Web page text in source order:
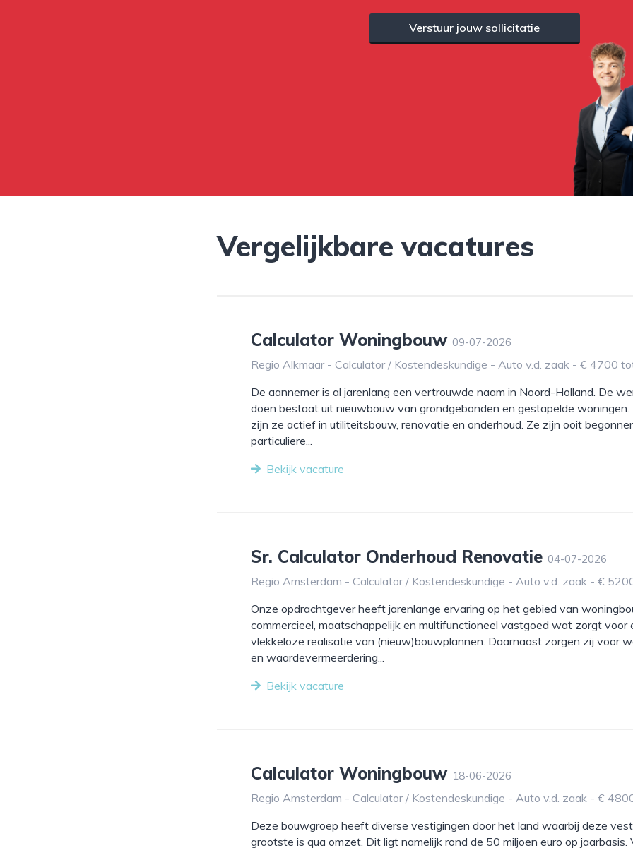
Verstuur jouw sollicitatie
Vergelijkbare vacatures
Calculator Woningbouw 09-07-2026
Regio Alkmaar - Calculator / Kostendeskundige - Auto v.d. zaak - € 4700
De aannemer is al jarenlang een vertrouwde naam in Noord-Holland. De
doen bestaat uit nieuwbouw van grondgebonden en gestapelde
zijn ze actief in utiliteitsbouw, renovatie en onderhoud. Ze zijn ooit
particuliere...
Bekijk vacature
Sr. Calculator Onderhoud Renovatie 04-07-2026
Regio Amsterdam - Calculator / Kostendeskundige - Auto v.d. zaak - €
Onze opdrachtgever heeft jarenlange ervaring op het gebied van
commercieel, maatschappelijk en multifunctioneel vastgoed wat zorgt voor
vlekkeloze realisatie van (nieuw)bouwplannen. Daarnaast zorgen zij voor
en waardevermeerdering...
Bekijk vacature
Calculator Woningbouw 18-06-2026
Regio Amsterdam - Calculator / Kostendeskundige - Auto v.d. zaak - €
Deze bouwgroep heeft diverse vestigingen door het land waarbij deze
grootste is qua omzet. Dit ligt namelijk rond de 50 miljoen euro op jaarbasis.